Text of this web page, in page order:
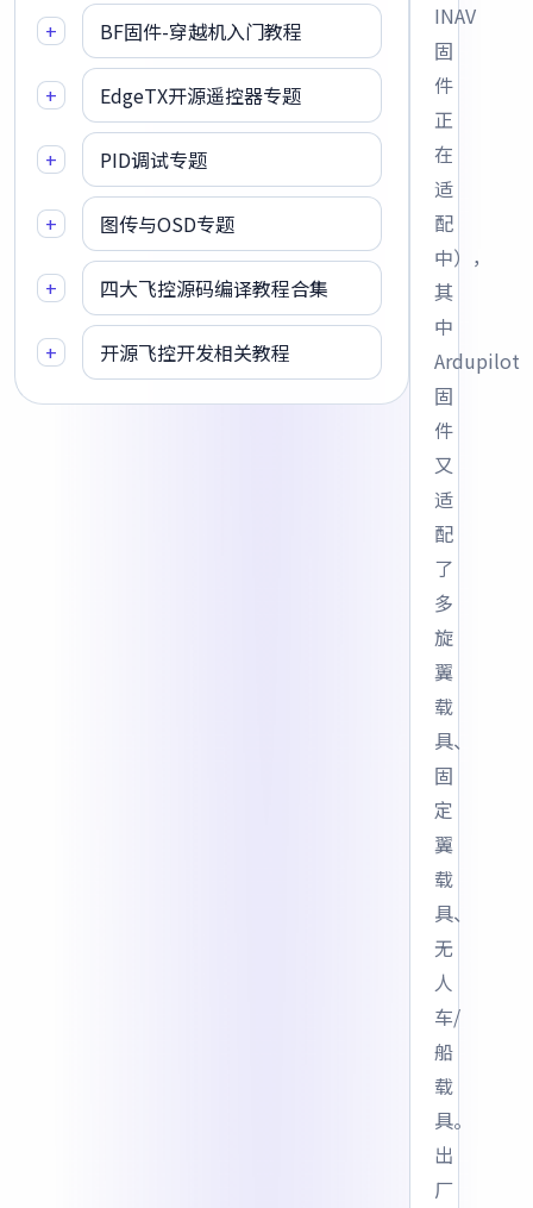
+ BF固件-穿越机入门教程
+ EdgeTX开源遥控器专题
+ PID调试专题
+ 图传与OSD专题
+ 四大飞控源码编译教程合集
+ 开源飞控开发相关教程
INAV
固
件
正
在
适
配
中），
其
中
Ardupilot
固
件
又
适
配
了
多
旋
翼
载
具、
固
定
翼
载
具、
无
人
车/
船
载
具。
出
厂